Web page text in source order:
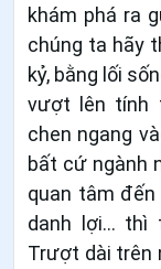
khám phá ra
chúng ta hãy
kỷ, bằng lối
vượt lên tính
chen ngang
bất cứ ngành
quan tâm
danh lợi… thì
Trượt dài trên